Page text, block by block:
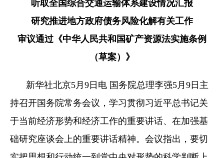
听取全国综合交通运输体系建设情况汇报
研究推进地方政府债务风险化解有关工作
审议通过《中华人民共和国矿产资源法实施条例
（草案）》
新华社北京5月9日电 国务院总理李强5月9日主
持召开国务院常务会议，学习贯彻习近平总书记关
于当前经济形势和经济工作的重要讲话、在加强基
础研究座谈会上的重要讲话精神。会议指出，要切